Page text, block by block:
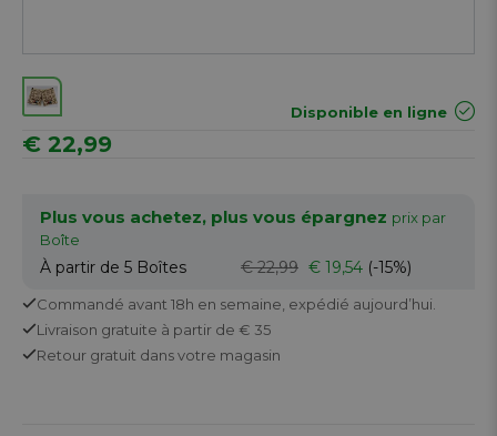
Disponible en ligne
€ 22,99
Plus vous achetez, plus vous épargnez prix par
Boîte
À partir de 5 Boîtes € 22,99 € 19,54 (-15%)
Commandé avant 18h en semaine, expédié aujourd’hui.
Livraison gratuite à partir de € 35
Retour gratuit dans votre magasin